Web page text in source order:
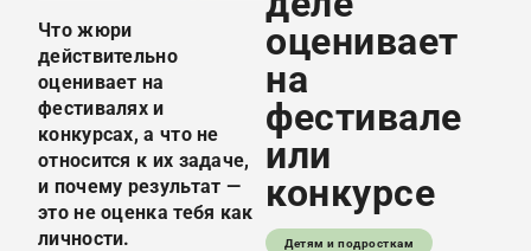
Что жюри
действительно
оценивает на
фестивалях и
конкурсах, а что не
относится к их задаче,
и почему результат —
это не оценка тебя как
личности.
оценивает
на
фестивале
или
конкурсе
Детям и подросткам